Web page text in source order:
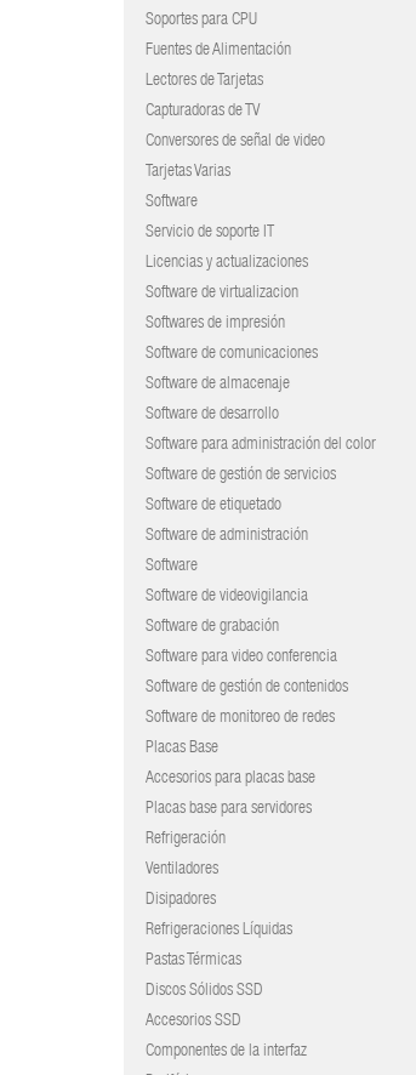
Soportes para CPU
Fuentes de Alimentación
Lectores de Tarjetas
Capturadoras de TV
Conversores de señal de video
Tarjetas Varias
Software
Servicio de soporte IT
Licencias y actualizaciones
Software de virtualizacion
Softwares de impresión
Software de comunicaciones
Software de almacenaje
Software de desarrollo
Software para administración del color
Software de gestión de servicios
Software de etiquetado
Software de administración
Software
Software de videovigilancia
Software de grabación
Software para video conferencia
Software de gestión de contenidos
Software de monitoreo de redes
Placas Base
Accesorios para placas base
Placas base para servidores
Refrigeración
Ventiladores
Disipadores
Refrigeraciones Líquidas
Pastas Térmicas
Discos Sólidos SSD
Accesorios SSD
Componentes de la interfaz